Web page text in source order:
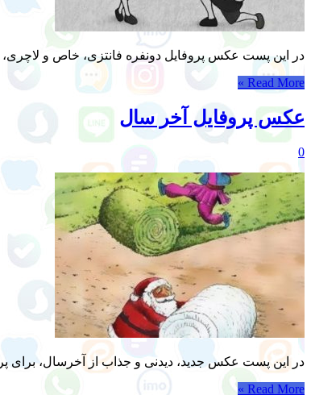
در این پست عکس پروفایل دونفره فانتزی، خاص و لاچری،
Read More »
عکس پروفایل آخر سال
0
در این پست عکس جدید، دیدنی و جذاب از آخرسال، برای
Read More »